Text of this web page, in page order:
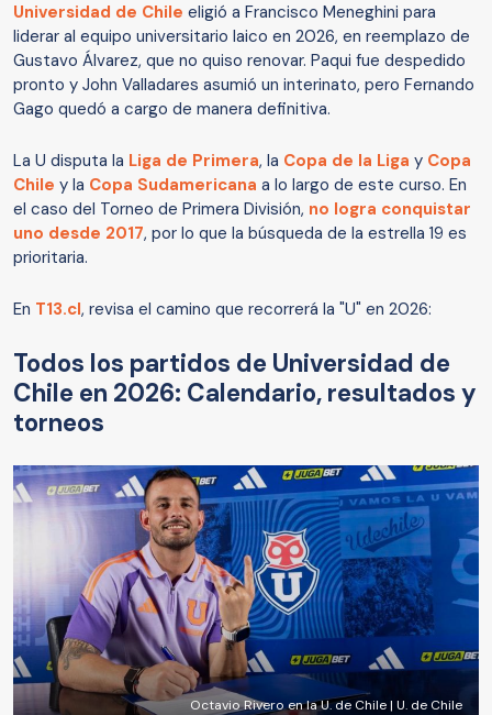
Universidad de Chile eligió a Francisco Meneghini para
liderar al equipo universitario laico en 2026, en reemplazo de
Gustavo Álvarez, que no quiso renovar. Paqui fue despedido
pronto y John Valladares asumió un interinato, pero Fernando
Gago quedó a cargo de manera definitiva.
La U disputa la Liga de Primera, la Copa de la Liga y Copa
Chile y la Copa Sudamericana a lo largo de este curso. En
el caso del Torneo de Primera División, no logra conquistar
uno desde 2017, por lo que la búsqueda de la estrella 19 es
prioritaria.
En T13.cl, revisa el camino que recorrerá la "U" en 2026:
Todos los partidos de Universidad de
Chile en 2026: Calendario, resultados y
torneos
Octavio Rivero en la U. de Chile | U. de Chile